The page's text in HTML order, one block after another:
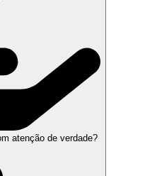
atenção de verdade?